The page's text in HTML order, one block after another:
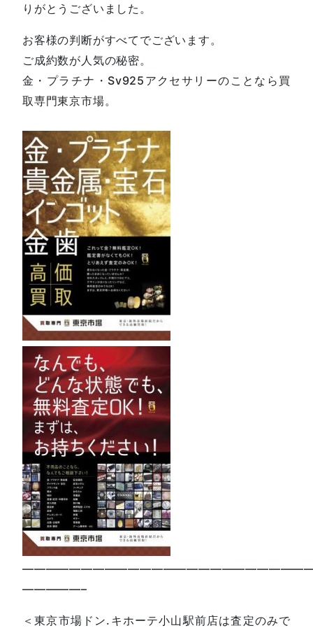
りがとうございました。
お客様の判断がすべてでございます。
ご成約数が人気の秘密。
金・プラチナ・Sv925アクセサリーのことなら買
取専門東京市場。
—————–
＜東京市場ドン.キホーテ小山駅前店は査定のみで